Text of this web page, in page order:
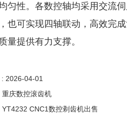
匀性。各数控轴均采用交流
也可实现四轴联动，高效完
量提供有力支撑。
2026-04-01
重庆数控滚齿机
YT4232 CNC1数控剃齿机出售